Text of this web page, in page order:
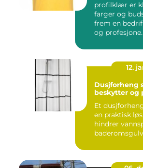
profilklær er
farger og
frem en
og
12.
Dusjforheng
beskytter og
Et
en praktisk
hindrer